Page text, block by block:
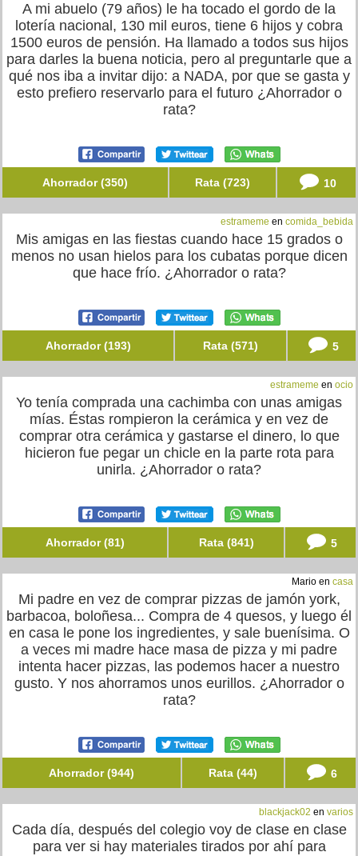
A mi abuelo (79 años) le ha tocado el gordo de la
lotería nacional, 130 mil euros, tiene 6 hijos y cobra
1500 euros de pensión. Ha llamado a todos sus hijos
para darles la buena noticia, pero al preguntarle que a
qué nos iba a invitar dijo: a NADA, por que se gasta y
esto prefiero reservarlo para el futuro ¿Ahorrador o
rata?
Ahorrador (350) Rata (723) 10
estrameme en comida_bebida
Mis amigas en las fiestas cuando hace 15 grados o
menos no usan hielos para los cubatas porque dicen
que hace frío. ¿Ahorrador o rata?
Ahorrador (193) Rata (571) 5
estrameme en ocio
Yo tenía comprada una cachimba con unas amigas
mías. Éstas rompieron la cerámica y en vez de
comprar otra cerámica y gastarse el dinero, lo que
hicieron fue pegar un chicle en la parte rota para
unirla. ¿Ahorrador o rata?
Ahorrador (81) Rata (841) 5
Mario en casa
Mi padre en vez de comprar pizzas de jamón york,
barbacoa, boloñesa... Compra de 4 quesos, y luego él
en casa le pone los ingredientes, y sale buenísima. O
a veces mi madre hace masa de pizza y mi padre
intenta hacer pizzas, las podemos hacer a nuestro
gusto. Y nos ahorramos unos eurillos. ¿Ahorrador o
rata?
Ahorrador (944) Rata (44) 6
blackjack02 en varios
Cada día, después del colegio voy de clase en clase
para ver si hay materiales tirados por ahí para